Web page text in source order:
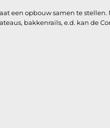
een opbouw samen te
bakkenrails, e.d. kan de